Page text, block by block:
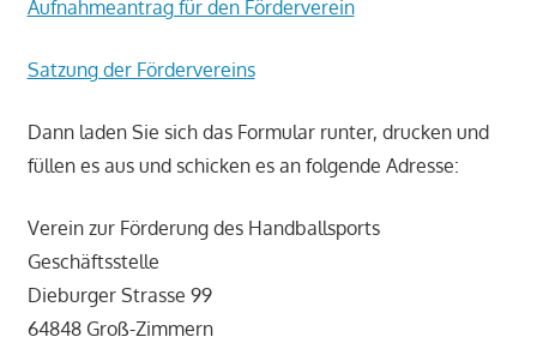
Aufnahmeantrag für den Förderverein
Satzung der Fördervereins
Dann laden Sie sich das Formular runter, drucken und
füllen es aus und schicken es an folgende Adresse:
Verein zur Förderung des Handballsports
Geschäftsstelle
Dieburger Strasse 99
64848 Groß-Zimmern